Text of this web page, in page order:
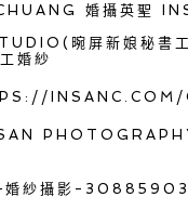
婚攝英聖
晼屏新娘秘書
婚紗
INSANC.COM/